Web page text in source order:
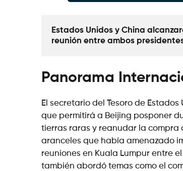
Estados Unidos y China
reunión entre ambos
Panorama
El secretario del Tesoro de
que permitirá a Beijing posponer
tierras raras y reanudar la compra
aranceles que había amenazado
reuniones en Kuala Lumpur entre
también abordó temas como el